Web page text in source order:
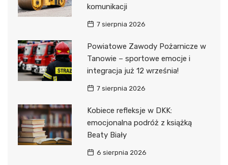
komunikacji
7 sierpnia 2026
Powiatowe Zawody Pożarnicze w
Tanowie – sportowe emocje i
integracja już 12 września!
7 sierpnia 2026
Kobiece refleksje w DKK:
emocjonalna podróż z książką
Beaty Biały
6 sierpnia 2026